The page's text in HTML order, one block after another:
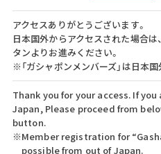
アクセスありがとうございます。
日本国外からアクセスされた場合は
タンよりお進みください。
※「ガシャポンメンバーズ」は日本
Thank you for your access. If
Japan, Please proceed from
button.
※Member registration for
possible from out of Japan.